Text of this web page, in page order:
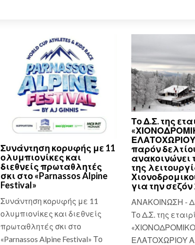
Συνάντηση κορυφής με 11
ολυμπιονίκες και
διεθνείς πρωταθλητές
σκι στο «Parnassos Alpine
Festival»
Συνάντηση κορυφής με 11
ολυμπιονίκες και διεθνείς
πρωταθλητές σκι στο
«Parnassos Alpine Festival» Το
Το Δ.Σ. της
ΕΛΑΤΟΧΩΡΙΟΥ
παρόν
ανακοινώνει
της
για την σεζόν
ΑΝΑΚΟΙΝΩΣΗ -
Το Δ.Σ. της
ΕΛΑΤΟΧΩΡΙΟΥ